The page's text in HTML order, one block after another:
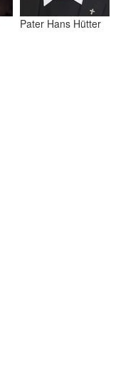
Pater Hans Hütter